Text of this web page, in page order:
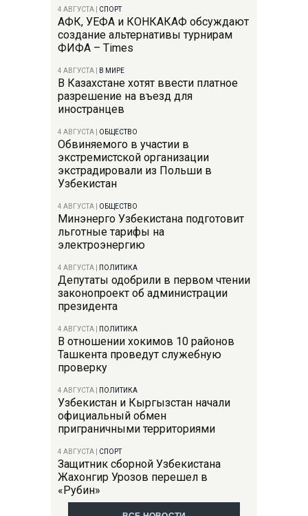
4 АВГУСТА СПОРТ
АФК, УЕФА и КОНКАКАФ обсуждают
создание альтернативы турнирам
ФИФА – Times
4 АВГУСТА В МИРЕ
В Казахстане хотят ввести платное
разрешение на въезд для
иностранцев
4 АВГУСТА ОБЩЕСТВО
Обвиняемого в участии в
экстремистской организации
экстрадировали из Польши в
Узбекистан
4 АВГУСТА ОБЩЕСТВО
Минэнерго Узбекистана подготовит
льготные тарифы на
электроэнергию
4 АВГУСТА ПОЛИТИКА
Депутаты одобрили в первом чтении
законопроект об администрации
президента
4 АВГУСТА ПОЛИТИКА
В отношении хокимов 10 районов
Ташкента проведут служебную
проверку
4 АВГУСТА ПОЛИТИКА
Узбекистан и Кыргызстан начали
официальный обмен
приграничными территориями
4 АВГУСТА СПОРТ
Защитник сборной Узбекистана
Жахонгир Урозов перешел в
«Рубин»